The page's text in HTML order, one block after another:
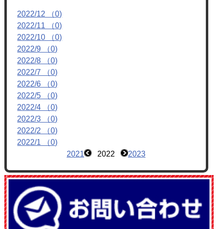
2022/12 （0)
2022/11 （0)
2022/10 （0)
2022/9 （0)
2022/8 （0)
2022/7 （0)
2022/6 （0)
2022/5 （0)
2022/4 （0)
2022/3 （0)
2022/2 （0)
2022/1 （0)
2021
2022 2023